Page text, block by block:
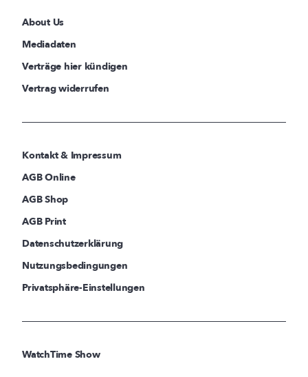
About Us
Mediadaten
Verträge hier kündigen
Vertrag widerrufen
Kontakt & Impressum
AGB Online
AGB Shop
AGB Print
Datenschutzerklärung
Nutzungsbedingungen
Privatsphäre-Einstellungen
WatchTime Show